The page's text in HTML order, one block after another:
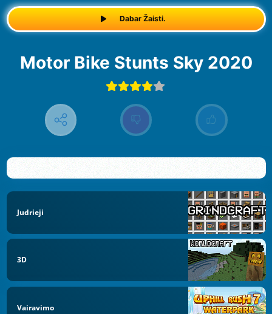
Dabar Žaisti.
Motor Bike Stunts Sky 2020
Judrieji
3D
Vairavimo